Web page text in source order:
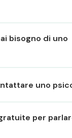
bisogno di uno
uno
per